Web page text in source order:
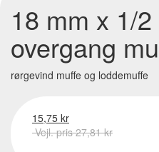
18 mm x 1/
overgang
rørgevind muffe og loddemuffe
15,75 kr
Vejl. pris 27,81 kr